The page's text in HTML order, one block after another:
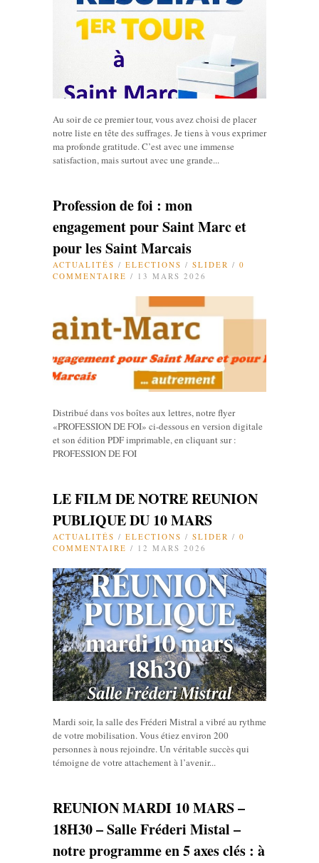
Au soir de ce premier tour, vous avez choisi de placer
notre liste en tête des suffrages. Je tiens à vous exprimer
ma profonde gratitude. C’est avec une immense
satisfaction, mais surtout avec une grande...
Profession de foi : mon
engagement pour Saint Marc et
pour les Saint Marcais
ACTUALITÉS / ELECTIONS / SLIDER / 0
COMMENTAIRE / 13 MARS 2026
Distribué dans vos boîtes aux lettres, notre flyer
«PROFESSION DE FOI» ci-dessous en version digitale
et son édition PDF imprimable, en cliquant sur :
PROFESSION DE FOI
LE FILM DE NOTRE REUNION
PUBLIQUE DU 10 MARS
ACTUALITÉS / ELECTIONS / SLIDER / 0
COMMENTAIRE / 12 MARS 2026
Mardi soir, la salle des Fréderi Mistral a vibré au rythme
de votre mobilisation. Vous étiez environ 200
personnes à nous rejoindre. Un véritable succès qui
témoigne de votre attachement à l’avenir...
REUNION MARDI 10 MARS –
18H30 – Salle Fréderi Mistal –
notre programme en 5 axes clés : à